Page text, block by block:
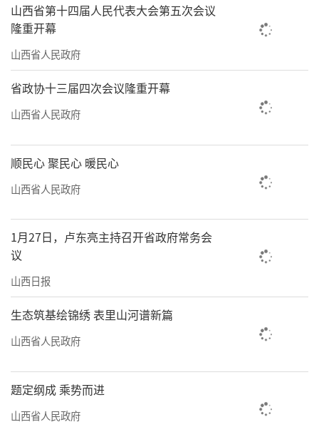
山西省第十四届人民代表大会第五次会议
隆重开幕
山西省人民政府
省政协十三届四次会议隆重开幕
山西省人民政府
顺民心 聚民心 暖民心
山西省人民政府
1月27日，卢东亮主持召开省政府常务会
议
山西日报
生态筑基绘锦绣 表里山河谱新篇
山西省人民政府
题定纲成 乘势而进
山西省人民政府